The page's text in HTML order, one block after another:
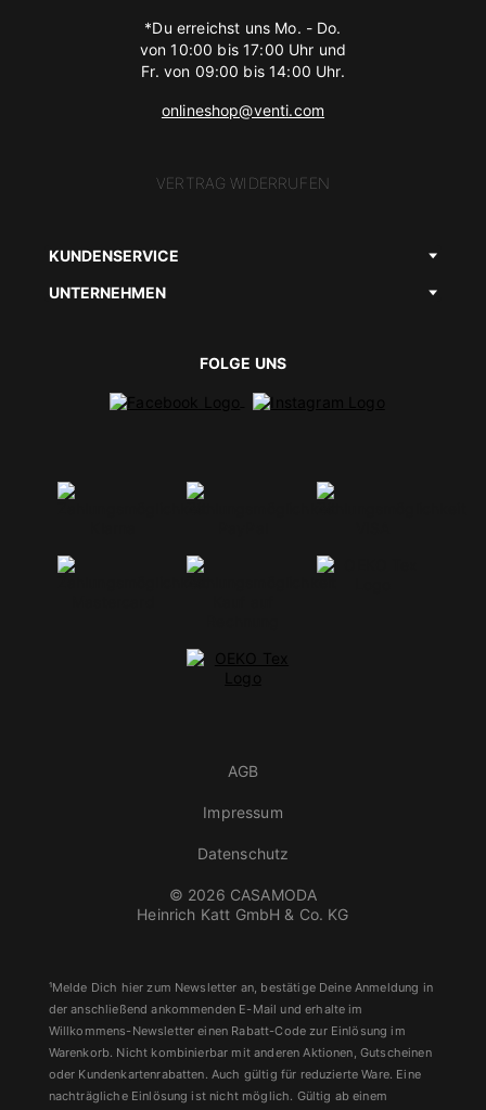
*Du erreichst uns Mo. - Do.
von 10:00 bis 17:00 Uhr und
Fr. von 09:00 bis 14:00 Uhr.
onlineshop@venti.com
VERTRAG WIDERRUFEN
KUNDENSERVICE
UNTERNEHMEN
FOLGE UNS
© 2026 CASAMODA
Heinrich Katt GmbH & Co. KG
AGB
Impressum
Datenschutz
¹Melde Dich hier zum Newsletter an, bestätige Deine Anmeldung in
der anschließend ankommenden E-Mail und erhalte im
Willkommens-Newsletter einen Rabatt-Code zur Einlösung im
Warenkorb. Nicht kombinierbar mit anderen Aktionen, Gutscheinen
oder Kundenkartenrabatten. Auch gültig für reduzierte Ware. Eine
nachträgliche Einlösung ist nicht möglich. Gültig ab einem